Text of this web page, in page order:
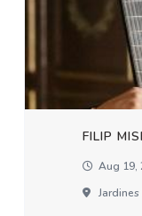
FILIP
Aug 19,